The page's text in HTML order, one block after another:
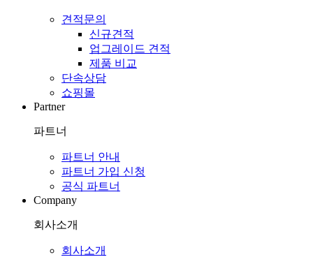
견적문의
신규견적
업그레이드 견적
제품 비교
단속상담
쇼핑몰
Partner
파트너
파트너 안내
파트너 가입 신청
공식 파트너
Company
회사소개
회사소개